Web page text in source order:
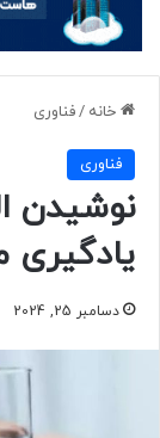
خانه /فناوری
فناوری
نوشیدن
یادگیری
دسامبر 25, 2024